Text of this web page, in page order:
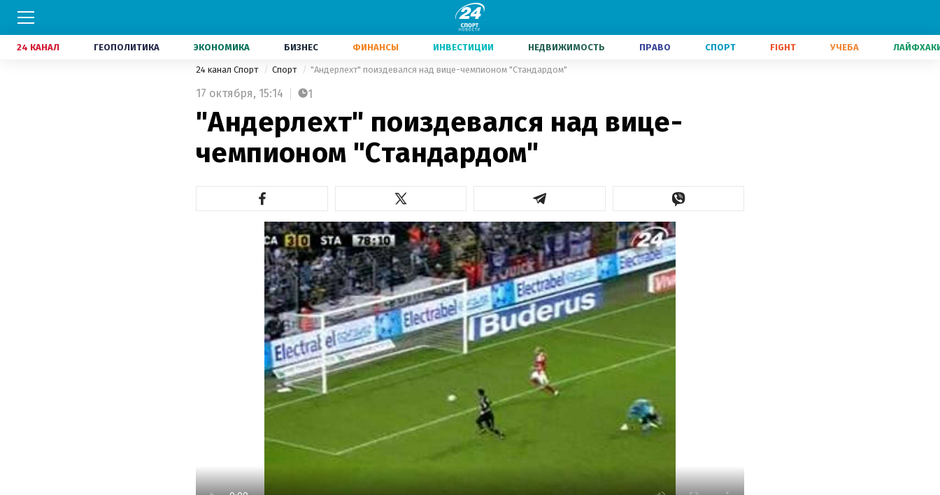
24 КАНАЛ ГЕОПОЛИТИКА ЭКОНОМИКА БИЗНЕС ФИНАНСЫ ИНВЕСТИЦИИ НЕДВИЖИМОСТЬ ПРАВО СПОРТ FIGHT УЧЕБА
24 канал Спорт Спорт "Андерлехт" поиздевался над вице-чемпионом "Стандардом"
17 октября, 15:14 1
"Андерлехт" поиздевался над вице-
чемпионом "Стандардом"